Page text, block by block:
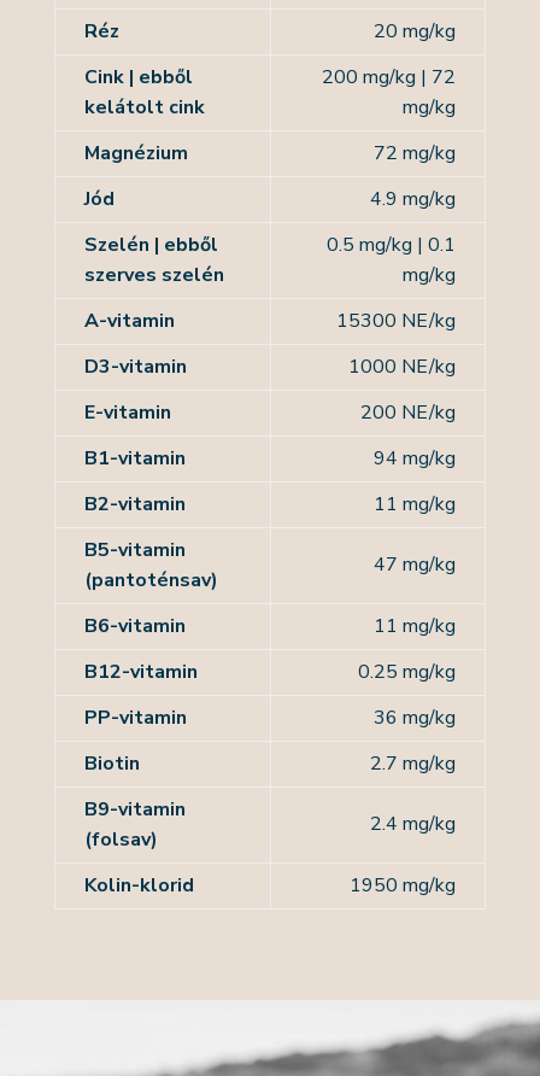
Réz
20 mg/kg
Cink | ebből
kelátolt cink
200 mg/kg | 72
mg/kg
Magnézium
72 mg/kg
Jód
4.9 mg/kg
Szelén | ebből
szerves szelén
0.5 mg/kg | 0.1
mg/kg
A-vitamin
15300 NE/kg
D3-vitamin
1000 NE/kg
E-vitamin
200 NE/kg
B1-vitamin
94 mg/kg
B2-vitamin
11 mg/kg
B5-vitamin
(pantoténsav)
47 mg/kg
B6-vitamin
11 mg/kg
B12-vitamin
0.25 mg/kg
PP-vitamin
36 mg/kg
Biotin
2.7 mg/kg
B9-vitamin
(folsav)
2.4 mg/kg
Kolin-klorid 1950 mg/kg